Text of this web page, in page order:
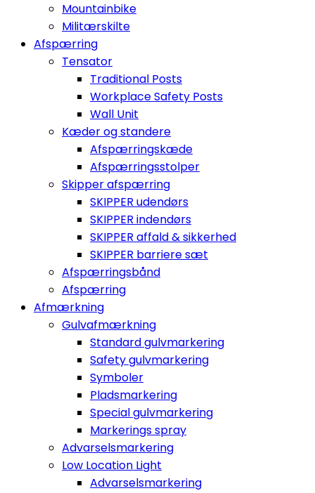
Mountainbike
Militærskilte
Afspærring
Tensator
Traditional Posts
Workplace Safety Posts
Wall Unit
Kæder og standere
Afspærringskæde
Afspærringsstolper
Skipper afspærring
SKIPPER udendørs
SKIPPER indendørs
SKIPPER affald & sikkerhed
SKIPPER barriere sæt
Afspærringsbånd
Afspærring
Afmærkning
Gulvafmærkning
Standard gulvmarkering
Safety gulvmarkering
Symboler
Pladsmarkering
Special gulvmarkering
Markerings spray
Advarselsmarkering
Low Location Light
Advarselsmarkering